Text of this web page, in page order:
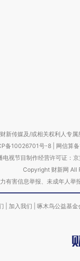
新传媒及/或相关权利人专
备10026701号-8 网信算
电视节目制作经营许可证：
Copyright 财新网 All
有害信息举报、未成年
加入我们 啄木鸟公益基金